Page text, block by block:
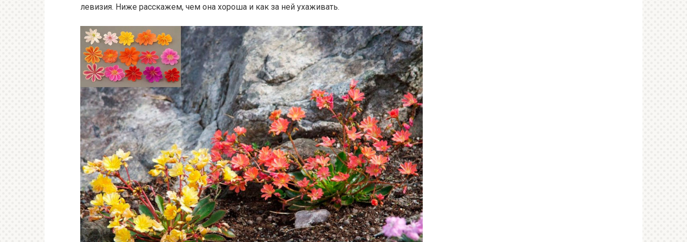
левизия. Ниже расскажем, чем она хороша и как за ней ухаживать.